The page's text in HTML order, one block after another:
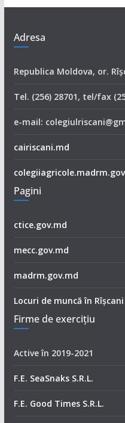
Adresa
Republica Moldova, or.
Tel. (256) 28701, tel/fax
e-mail:
cairiscani.md
Pagini
ctice.gov.md
mecc.gov.md
madrm.gov.md
Locuri de muncă în Rîșcani
Firme de exerciţiu
Active în 2019-2021
F.E. SeaSnaks S.R.L.
F.E. Good Times S.R.L.